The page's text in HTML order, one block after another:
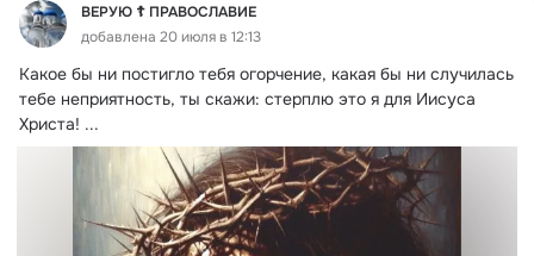
ВЕРУЮ ☦️ ПРАВОСЛАВИЕ
добавлена 20 июля в 12:13
️Какое бы ни постигло тебя огорчение, какая бы ни случилась
тебе неприятность, ты скажи: стерплю это я для Иисуса
Христа! ...